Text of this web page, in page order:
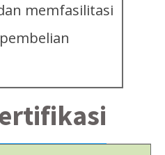
memfasilitasi